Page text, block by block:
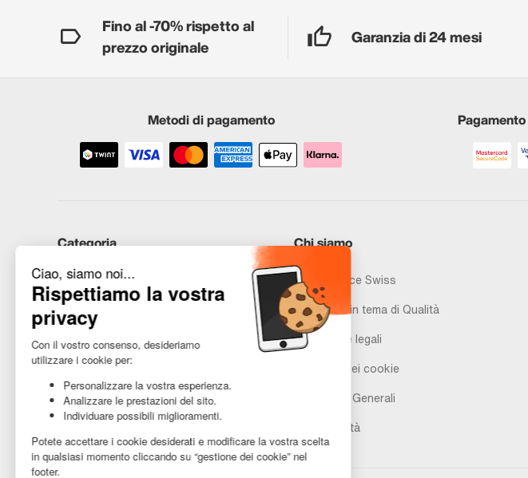
Fino al -70% rispetto al
prezzo originale
Garanzia di 24 mesi
Metodi di pagamento
Categoria
iPhone
Samsung
Huawei
Hai bisogno di aiuto?
Chi siamo
Recommerce Swiss
Promesse in tema di Qualità
Avvertenze legali
Gestione dei cookie
Condizioni Generali
Accessibilità